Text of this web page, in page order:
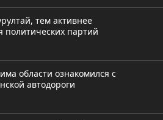
тем активнее
политических партий
области ознакомился с
автодороги